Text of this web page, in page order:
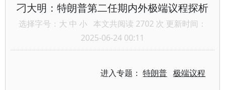
刁大明：特朗普第二任期内外极端议程探析
选择字号： 大 中 小 本文共阅读 2702 次 更新时间：
2025-06-24 00:11
进入专题：特朗普 极端议程